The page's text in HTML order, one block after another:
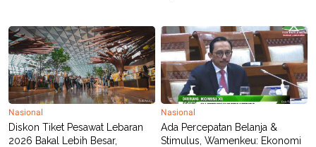
Nasional
Diskon Tiket Pesawat Lebaran
2026 Bakal Lebih Besar,
Nasional
Ada Percepatan Belanja &
Stimulus, Wamenkeu: Ekonomi